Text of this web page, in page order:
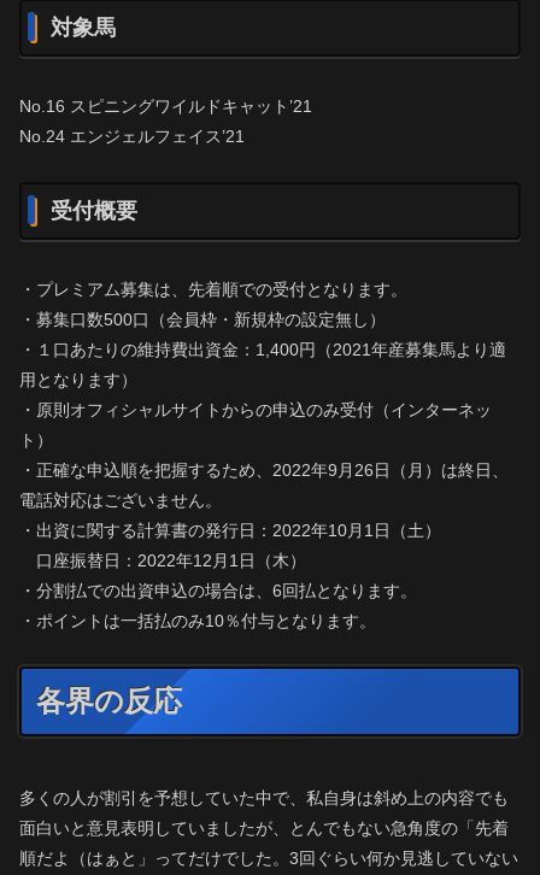
対象馬
No.16 スピニングワイルドキャット’21
No.24 エンジェルフェイス’21
受付概要
・プレミアム募集は、先着順での受付となります。
・募集口数500口（会員枠・新規枠の設定無し）
・１口あたりの維持費出資金：1,400円（2021年産募集馬より適
用となります）
・原則オフィシャルサイトからの申込のみ受付（インターネッ
ト）
・正確な申込順を把握するため、2022年9月26日（月）は終日、
電話対応はございません。
・出資に関する計算書の発行日：2022年10月1日（土）
口座振替日：2022年12月1日（木）
・分割払での出資申込の場合は、6回払となります。
・ポイントは一括払のみ10％付与となります。
各界の反応
多くの人が割引を予想していた中で、私自身は斜め上の内容でも
面白いと意見表明していましたが、とんでもない急角度の「先着
順だよ（はぁと」ってだけでした。3回ぐらい何か見逃していない